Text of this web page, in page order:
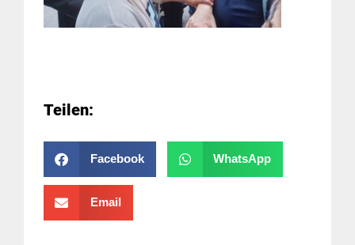
Teilen:
Facebook WhatsApp
Email